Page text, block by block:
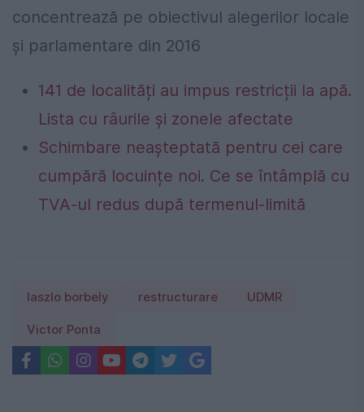
concentrează pe obiectivul alegerilor locale
şi parlamentare din 2016
141 de localități au impus restricții la apă.
Lista cu râurile și zonele afectate
Schimbare neașteptată pentru cei care
cumpără locuințe noi. Ce se întâmplă cu
TVA-ul redus după termenul-limită
laszlo borbely restructurare UDMR
Victor Ponta